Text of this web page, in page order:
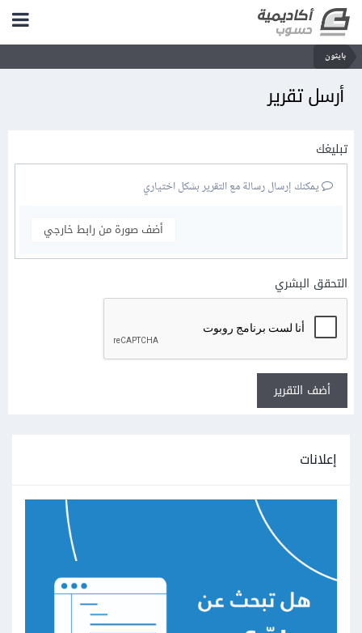
بايثون
أرسل تقرير
تبليغك
يمكنك إرسال رسالة مع التقرير بشكل اختياري
أضف صورة من رابط خارجي
التحقق البشري
أضف التقرير
إعلانات